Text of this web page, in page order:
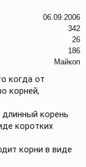
06.09.2006
342
26
186
Майкоп
когда от
корней,
длинный корень
коротких
корни в виде